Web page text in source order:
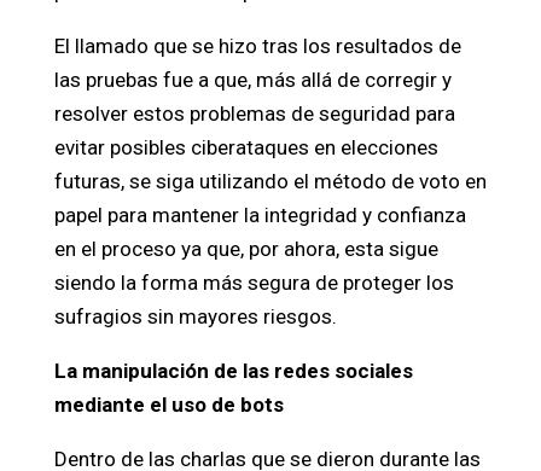
El llamado que se hizo tras los resultados de
las pruebas fue a que, más allá de corregir y
resolver estos problemas de seguridad para
evitar posibles ciberataques en elecciones
futuras, se siga utilizando el método de voto en
papel para mantener la integridad y confianza
en el proceso ya que, por ahora, esta sigue
siendo la forma más segura de proteger los
sufragios sin mayores riesgos.
La manipulación de las redes sociales
mediante el uso de bots
Dentro de las charlas que se dieron durante las